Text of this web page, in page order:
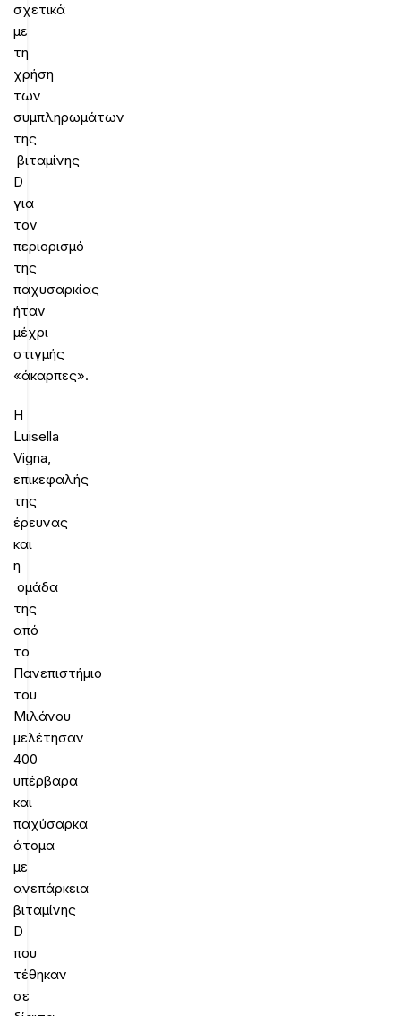
σχετικά
με
τη
χρήση
των
συμπληρωμάτων
της
βιταμίνης
D
για
τον
περιορισμό
της
παχυσαρκίας
ήταν
μέχρι
στιγμής
«άκαρπες».
Η
Luisella
Vigna,
επικεφαλής
της
έρευνας
και
η
ομάδα
της
από
το
Πανεπιστήμιο
του
Μιλάνου
μελέτησαν
400
υπέρβαρα
και
παχύσαρκα
άτομα
με
ανεπάρκεια
βιταμίνης
D
που
τέθηκαν
σε